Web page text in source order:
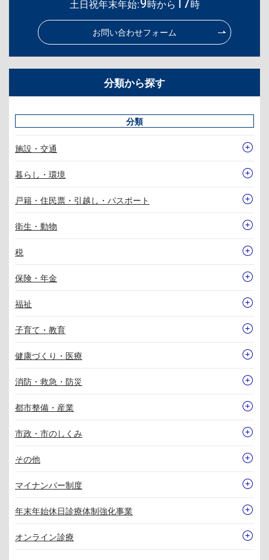
土日祝年末年始:
時から 時
お問い合わせフォーム
分類から探す
分類
施設・交通
暮らし・環境
戸籍・住民票・引越し・パスポート
衛生・動物
税
保険・年金
福祉
子育て・教育
健康づくり・医療
消防・救急・防災
都市整備・産業
市政・市のしくみ
その他
マイナンバー制度
年末年始休日診療体制強化事業
オンライン診療